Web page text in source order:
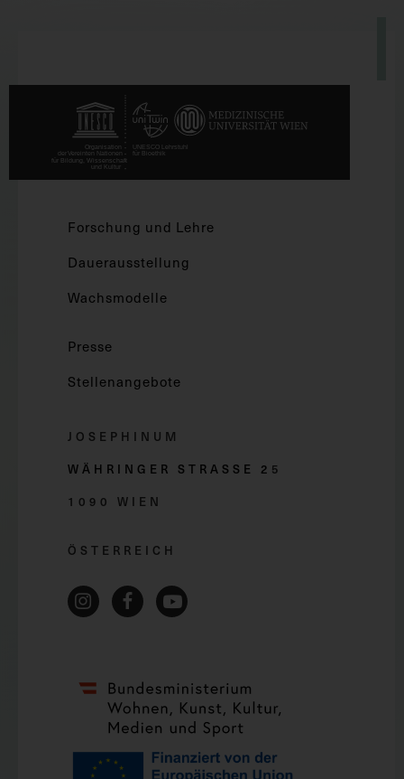
Forschung und Lehre
Dauerausstellung
Wachsmodelle
Presse
Stellenangebote
JOSEPHINUM
WÄHRINGER STRASSE 2 5
1090 WIEN
ÖSTERREICH